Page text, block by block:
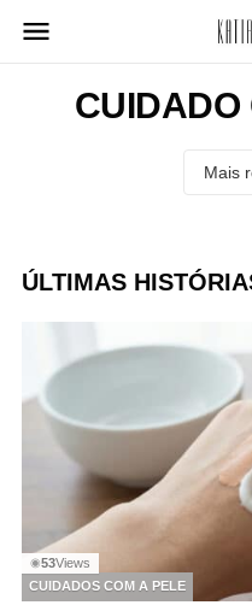
para
conteúdoCUIDADO
ÚLTIMAS
◉53Views
CUIDADOS COM A PELE